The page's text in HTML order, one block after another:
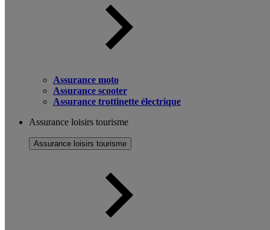
Assurance moto
Assurance scooter
Assurance trottinette électrique
Assurance loisirs tourisme
Assurance loisirs tourisme